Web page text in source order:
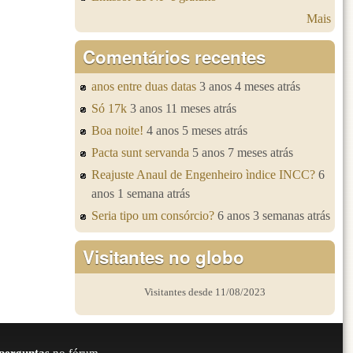
Mais
Comentários recentes
anos entre duas datas 3 anos 4 meses atrás
Só 17k 3 anos 11 meses atrás
Boa noite! 4 anos 5 meses atrás
Pacta sunt servanda 5 anos 7 meses atrás
Reajuste Anaul de Engenheiro ìndice INCC? 6
anos 1 semana atrás
Seria tipo um consórcio? 6 anos 3 semanas atrás
Visitantes no globo
Visitantes desde 11/08/2023